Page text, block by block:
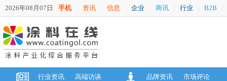
2026年08月07日 手机 资讯 信息 企业 商讯 行业 B2B
行业资讯
高端访谈
品牌资讯
市场评论